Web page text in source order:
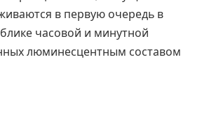
в первую очередь в
часовой и минутной
люминесцентным составом